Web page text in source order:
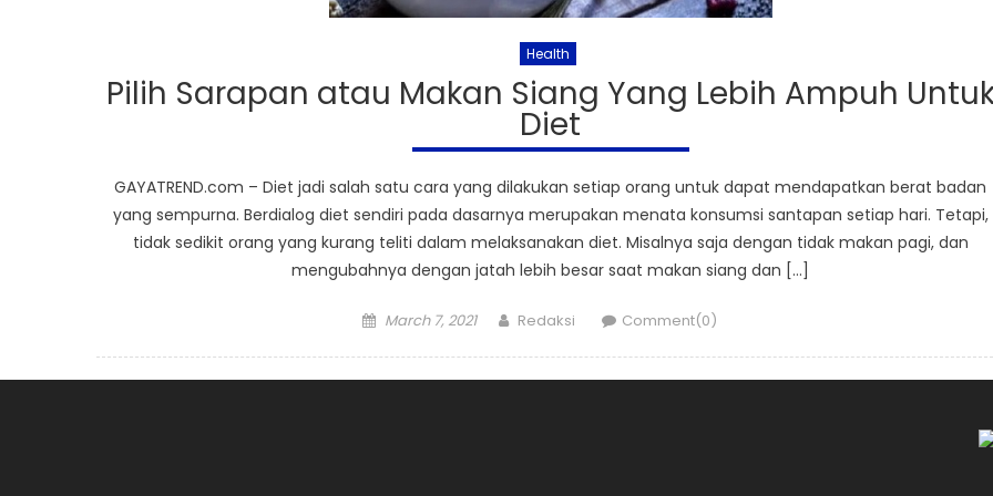
Health
Pilih Sarapan atau Makan Siang Yang Lebih Ampuh
Diet
GAYATREND.com – Diet jadi salah satu cara yang dilakukan setiap orang untuk dapat mendapatkan berat badan
yang sempurna. Berdialog diet sendiri pada dasarnya merupakan menata konsumsi santapan setiap hari. Tetapi,
tidak sedikit orang yang kurang teliti dalam melaksanakan diet. Misalnya saja dengan tidak makan pagi, dan
mengubahnya dengan jatah lebih besar saat makan siang dan […]
Posted
March 7, 2021 Author
Redaksi Comment(0)